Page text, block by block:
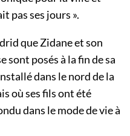
pas ses jours ».
que Zidane et son
sont posés à la fin de sa
dans le nord de la
où ses fils ont été
dans le mode de vie à